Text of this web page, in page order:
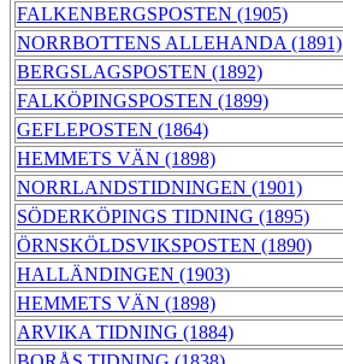
FALKENBERGSPOSTEN (1905)
NORRBOTTENS ALLEHANDA (1891)
BERGSLAGSPOSTEN (1892)
FALKÖPINGSPOSTEN (1899)
GEFLEPOSTEN (1864)
HEMMETS VÄN (1898)
NORRLANDSTIDNINGEN (1901)
SÖDERKÖPINGS TIDNING (1895)
ÖRNSKÖLDSVIKSPOSTEN (1890)
HALLÄNDINGEN (1903)
HEMMETS VÄN (1898)
ARVIKA TIDNING (1884)